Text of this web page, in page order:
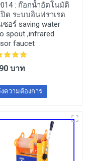
: ก๊อกน้ำอัตโนมัติ
ด ระบบอินฟราเรด
ซอร์ saving water
spout ,infrared
faucet
บาท
ความต้องการ